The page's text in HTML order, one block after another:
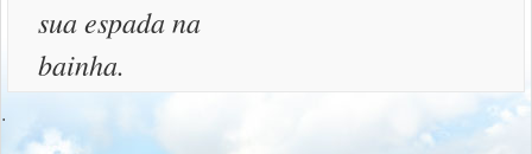
sua espada na
bainha.
.